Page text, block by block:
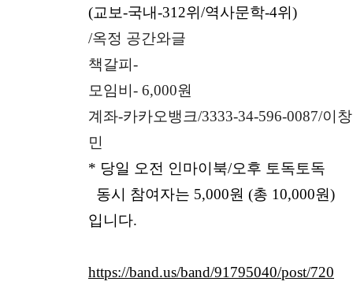
(교보-국내-312위/역사문학-4위)
/옥정 공간와글
책갈피-
모임비- 6,000원
계좌-카카오뱅크/3333-34-596-0087/이창
민
* 당일 오전 인마이북/오후 토독토독
동시 참여자는 5,000원 (총 10,000원)
입니다.
https://band.us/band/91795040/post/720